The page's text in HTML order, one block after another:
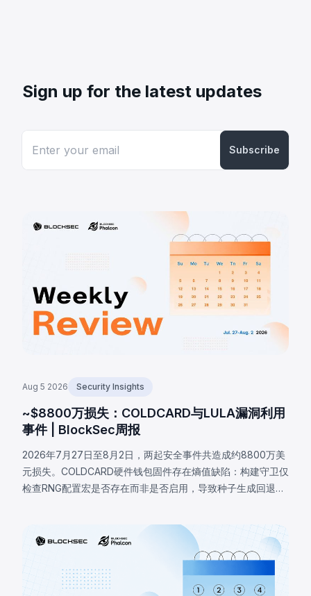
Sign up for the latest updates
Subscribe
Aug 5 2026 Security Insights
~$8800万损失：COLDCARD与LULA漏洞利用
事件 | BlockSec周报
2026年7月27日至8月2日，两起安全事件共造成约8800万美
元损失。COLDCARD硬件钱包固件存在熵值缺陷：构建守卫仅
检查RNG配置宏是否存在而非是否启用，导致种子生成回退至
辑漏洞损失约57.8万美元，攻击者触发特权函数`recycle()`，
从PancakeSwap V2池提取LULA并重置储备，耗尽流动性。